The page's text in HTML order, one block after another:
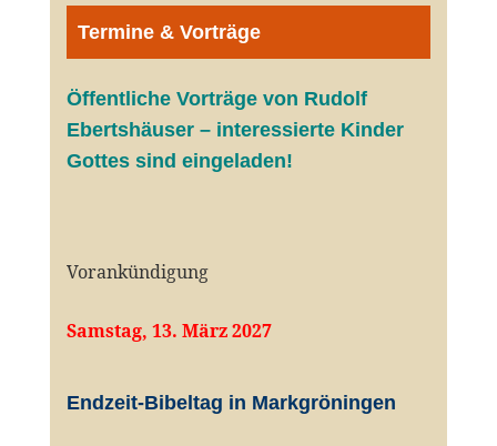
Termine & Vorträge
Öffentliche Vorträge von Rudolf
Ebertshäuser – interessierte Kinder
Gottes sind eingeladen!
Vorankündigung
Samstag, 13. März 2027
Endzeit-Bibeltag in Markgröningen